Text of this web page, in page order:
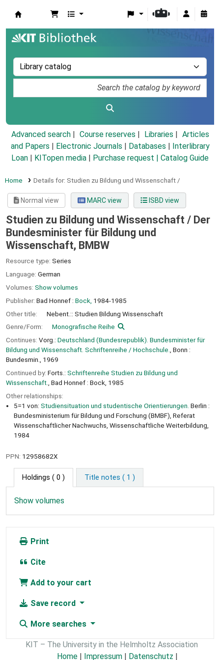
Advanced search Course reserves Libraries
Articles
and Papers
Electronic Journals Databases
Interlibrary
Loan
KITopen media Purchase request | Catalog Guide
Home Details for: Studien zu Bildung und Wissenschaft /
Normal view MARC view ISBD view
Studien zu Bildung und Wissenschaft / Der
Bundesminister für Bildung und
Wissenschaft, BMBW
Resource type: Series
Language: German
Volumes: Show volumes
Publisher: Bad Honnef : Bock, 1984-1985
Other title:
Nebent.:: Studien Bildung Wissenschaft
Genre/Form:
Monografische Reihe
Continues: Vorg.: Deutschland (Bundesrepublik). Bundesminister für
Bildung und Wissenschaft. Schriftenreihe / Hochschule.
, Bonn :
Bundesmin., 1969
Continued by: Forts.: Schriftenreihe Studien zu Bildung und
Wissenschaft. , Bad Honnef : Bock, 1985
Other relationships:
5=1 von: Studiensituation und studentische Orientierungen. Berlin :
Bundesministerium für Bildung und Forschung (BMBF), Referat
Wissenschaftlicher Nachwuchs, Wissenschaftliche Weiterbildung,
1984
PPN: 12958682X
Holdings ( 0 ) Title notes ( 1 )
Show volumes
Print
Cite
Add to your cart
Save record
More searches
KIT – The University in the Helmholtz Association
Home
Impressum Datenschutz